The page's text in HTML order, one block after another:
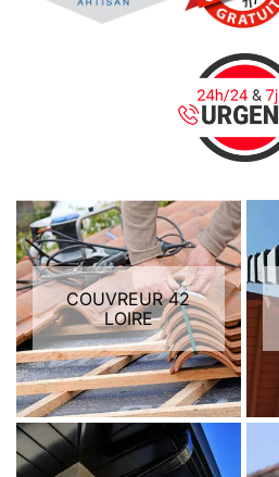
COUVREUR 42
LOIRE